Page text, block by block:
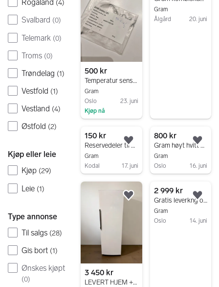
Rogaland (4)
Svalbard (0)
Telemark (0)
Troms (0)
Trøndelag (1)
Vestfold (1)
Vestland (4)
Østfold (2)
Kjøp eller leie
Kjøp (29)
Leie (1)
Type annonse
Til salgs (28)
Gis bort (1)
Ønskes kjøpt
(0)
500 kr
Temperatur sensor Gram kjøleskap
Gram
Oslo
23. juni
Kjøp nå
Gram
Ålgård
20. juni
150 kr
Reservedeler til GRAM kjøleskap
Gram
Kodal
17. juni
Legg til som favoritt.
800 kr
Gram høyt hvitt kjøleskap
Gram
Oslo
16. juni
3 450 kr
LEVERT HJEM + GARANTI - Gram Kjøleskap 180 cm
Legg til som favoritt.
2 999 kr
Gratis leverkng og innebæring - gram Kjølskap
Gram
Oslo
14. juni